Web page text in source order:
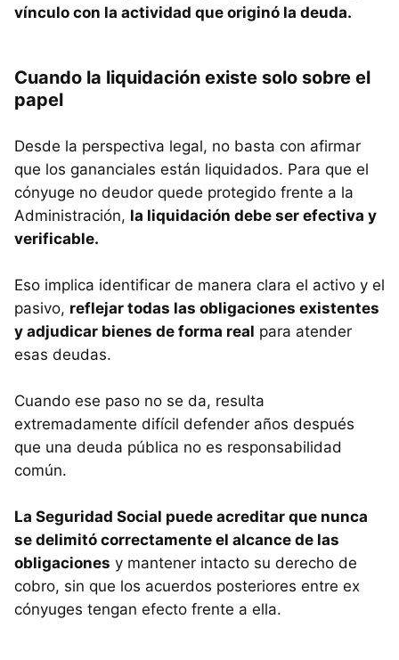
vínculo con la actividad que originó la deuda.
Cuando la liquidación existe solo sobre el
papel
Desde la perspectiva legal, no basta con afirmar
que los gananciales están liquidados. Para que el
cónyuge no deudor quede protegido frente a la
Administración, la liquidación debe ser efectiva y
verificable.
Eso implica identificar de manera clara el activo y el
pasivo, reflejar todas las obligaciones existentes
y adjudicar bienes de forma real para atender
esas deudas.
Cuando ese paso no se da, resulta
extremadamente difícil defender años después
que una deuda pública no es responsabilidad
común.
La Seguridad Social puede acreditar que nunca
se delimitó correctamente el alcance de las
obligaciones y mantener intacto su derecho de
cobro, sin que los acuerdos posteriores entre ex
cónyuges tengan efecto frente a ella.